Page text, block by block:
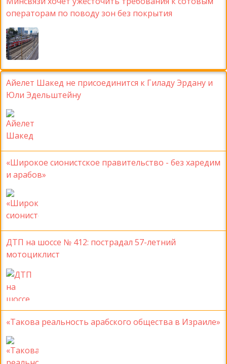
операторам по поводу зон без покрытия
Айелет Шакед не присоединится к Гиладу Эрдану и
Юли Эдельштейну
«Широкое сионистское правительство - без харедим
и арабов»
ДТП на шоссе № 412: пострадал 57-летний
мотоциклист
«Такова реальность арабского общества в Израиле»